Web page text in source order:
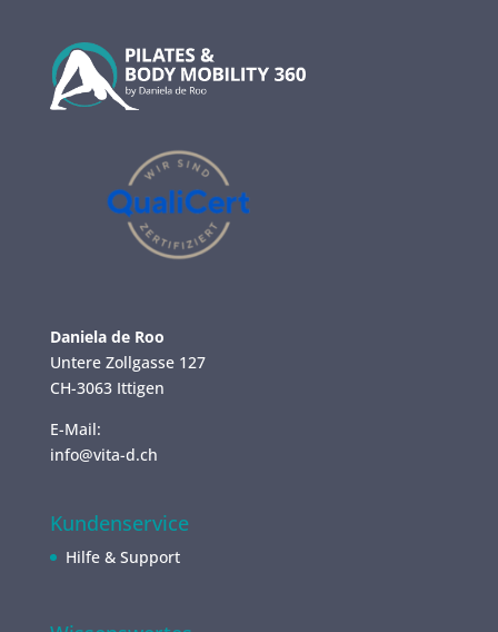
Daniela de Roo
Untere Zollgasse 127
CH-3063 Ittigen
E-Mail:
info@vita-d.ch
Kundenservice
Hilfe & Support